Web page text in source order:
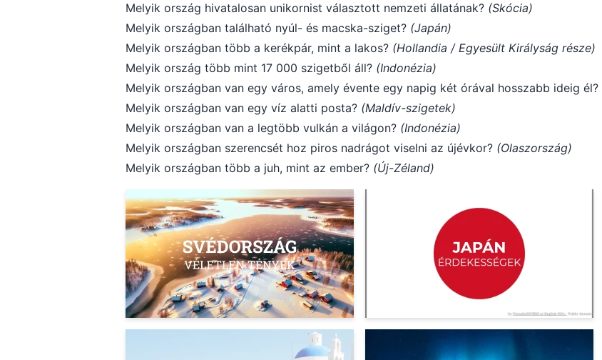
Melyik ország hivatalosan unikornist választott nemzeti állatának? (Skócia)
Melyik országban található nyúl- és macska-sziget? (Japán)
Melyik országban több a kerékpár, mint a lakos? (Hollandia / Egyesült Királyság része)
Melyik ország több mint 17 000 szigetből áll? (Indonézia)
Melyik országban van egy város, amely évente egy napig két órával hosszabb ideig él?
Melyik országban van egy víz alatti posta? (Maldív-szigetek)
Melyik országban van a legtöbb vulkán a világon? (Indonézia)
Melyik országban szerencsét hoz piros nadrágot viselni az újévkor? (Olaszország)
Melyik országban több a juh, mint az ember? (Új-Zéland)